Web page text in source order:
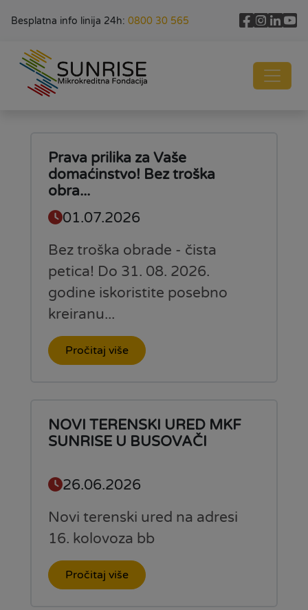
Besplatna info linija 24h: 0800 30 565
Prava prilika za Vaše
domaćinstvo! Bez troška
obra...
01.07.2026
Bez troška obrade - čista
petica! Do 31. 08. 2026.
godine iskoristite posebno
kreiranu...
Pročitaj više
NOVI TERENSKI URED MKF
SUNRISE U BUSOVAČI
26.06.2026
Novi terenski ured na adresi
16. kolovoza bb
Pročitaj više